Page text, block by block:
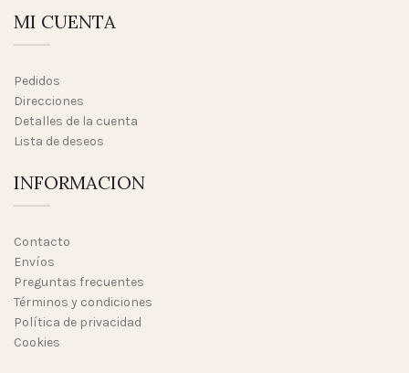
MI CUENTA
Pedidos
Direcciones
Detalles de la cuenta
Lista de deseos
INFORMACION
Contacto
Envíos
Preguntas frecuentes
Términos y condiciones
Política de privacidad
Cookies